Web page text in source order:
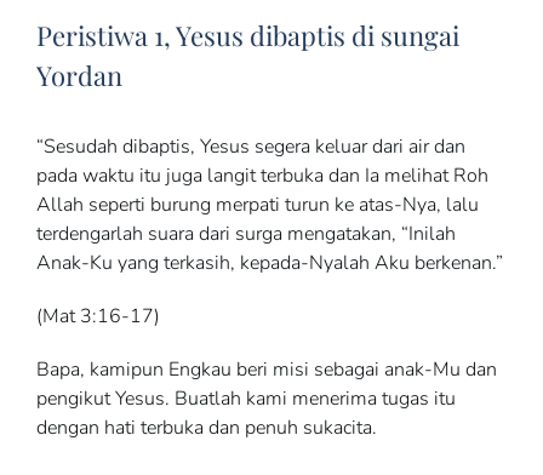
Peristiwa 1, Yesus dibaptis di sungai
Yordan
“Sesudah dibaptis, Yesus segera keluar dari air dan
pada waktu itu juga langit terbuka dan Ia melihat Roh
Allah seperti burung merpati turun ke atas-Nya, lalu
terdengarlah suara dari surga mengatakan, “Inilah
Anak-Ku yang terkasih, kepada-Nyalah Aku berkenan.”
(Mat 3:16-17)
Bapa, kamipun Engkau beri misi sebagai anak-Mu dan
pengikut Yesus. Buatlah kami menerima tugas itu
dengan hati terbuka dan penuh sukacita.